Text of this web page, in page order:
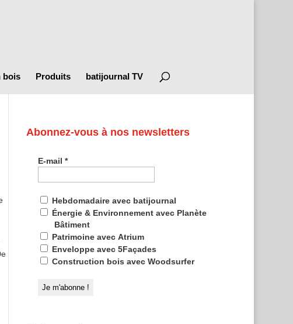
bois Produits batijournal TV
Abonnez-vous à nos newsletters
E-mail*
Hebdomadaire avec batijournal
Énergie & Environnement avec Planète
Bâtiment
Patrimoine avec Atrium
Enveloppe avec 5Façades
Construction bois avec Woodsurfer